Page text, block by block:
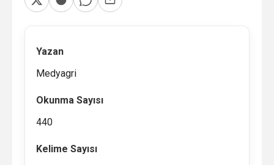
Yazan
Medyagri
Okunma Sayısı
440
Kelime Sayısı